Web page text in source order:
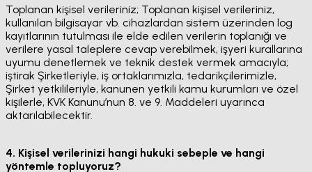
Toplanan kişisel verileriniz; Toplanan kişisel verileriniz,
kullanılan bilgisayar vb. cihazlardan sistem üzerinden log
kayıtlarının tutulması ile elde edilen verilerin toplanığı ve
verilere yasal taleplere cevap verebilmek, işyeri kurallarına
uyumu denetlemek ve teknik destek vermek amacıyla;
iştirak Şirketleriyle, iş ortaklarımızla, tedarikçilerimizle,
Şirket yetkilileriyle, kanunen yetkili kamu kurumları ve özel
kişilerle, KVK Kanunu’nun 8. ve 9. Maddeleri uyarınca
aktarılabilecektir.
4. Kişisel verilerinizi hangi hukuki sebeple ve hangi
yöntemle topluyoruz?